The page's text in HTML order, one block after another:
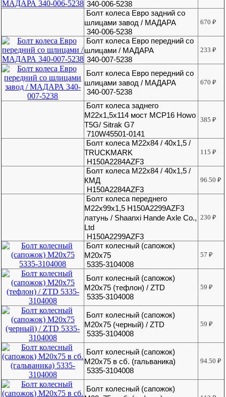
340-006-5238
Болт колеса Евро задний со
шлицами завод / МАДАРА
340-006-5238
670₽
Болт колеса Евро передний со
шлицами / МАДАРА
340-007-5238
233₽
Болт колеса Евро передний со
шлицами завод / МАДАРА
340-007-5238
670₽
Болт колеса заднего
М22х1,5х114 мост MCP16 Howo
T5G/ Sitrak G7
710W45501-0141
385₽
Болт колеса М22х84 / 40х1,5 /
TRUCKMARK
H150A2284AZF3
115₽
Болт колеса М22х84 / 40х1,5 /
КМД
H150A2284AZF3
96.50₽
Болт колеса переднего
М22х99х1,5 H150A2299AZF3
латунь / Shaanxi Hande Axle Co.,
Ltd
H150A2299AZF3
230₽
Болт колесный (сапожок)
М20х75
5335-3104008
57₽
Болт колесный (сапожок)
М20х75 (тефлон) / ZTD
5335-3104008
59₽
Болт колесный (сапожок)
М20х75 (черный) / ZTD
5335-3104008
59₽
Болт колесный (сапожок)
М20х75 в сб. (гальваника)
5335-3104008
94.50₽
Болт колесный (сапожок)